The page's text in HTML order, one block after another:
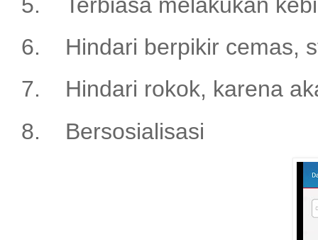
6.
Hindari berpikir cemas,
7.
Hindari rokok, karena
8.
Bersosialisasi